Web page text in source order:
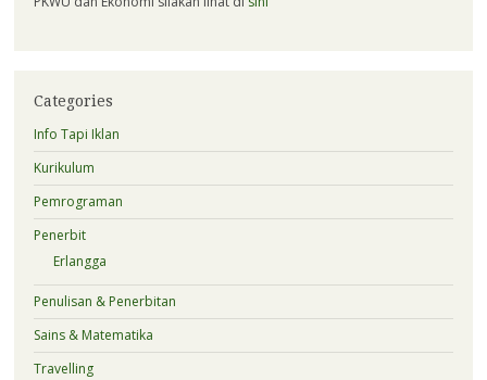
Categories
Info Tapi Iklan
Kurikulum
Pemrograman
Penerbit
Erlangga
Penulisan & Penerbitan
Sains & Matematika
Travelling